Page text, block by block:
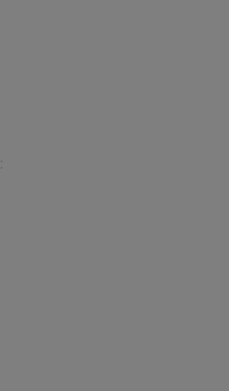
: